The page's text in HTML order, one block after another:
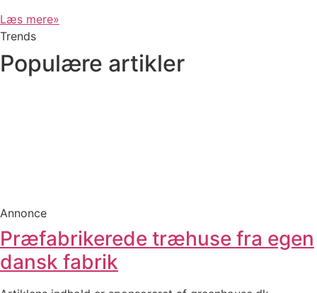
Læs mere»
Trends
Populære artikler
Annonce
Præfabrikerede træhuse fra egen
dansk fabrik